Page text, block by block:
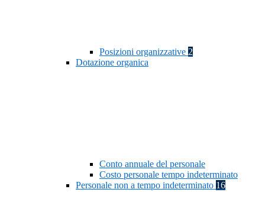
Posizioni organizzative 2
Dotazione organica
Conto annuale del personale
Costo personale tempo indeterminato
Personale non a tempo indeterminato 16